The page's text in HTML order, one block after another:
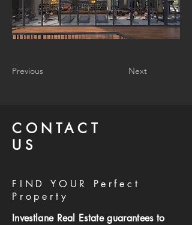
Previous Next
CONTACT
US
FIND YOUR Perfect
Property
Investlane Real Estate guarantees to